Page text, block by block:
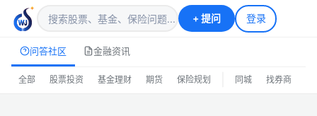
+提问 登录
问答社区 金融资讯
全部 股票投资 基金理财 期货 保险规划 同城 找券商